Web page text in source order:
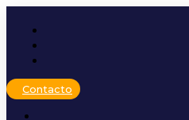
contenido
Contacto